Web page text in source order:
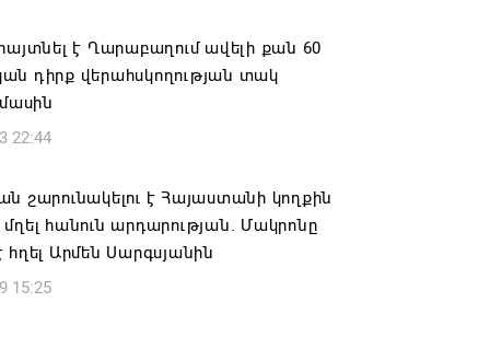
ի աջակցություն Ամենայն
և սրբազանների. Աննա
17:04
Գրիգորյանը վերանշանակվել է
հետախուզության ծառայության պետի
14:21
է Ղարաբաղում ավելի քան 60
​​դիրք վերահսկողության տակ
22:44
շարունակելու է Հայաստանի կողքին
հանուն արդարության. Մակրոնը
Արմեն Սարգսյանին
15:25